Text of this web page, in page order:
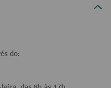
do: